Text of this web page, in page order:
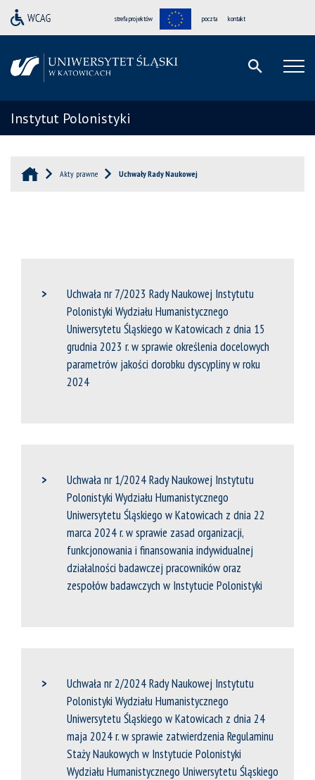
strefa projektów poczta kontakt
Instytut Polonistyki
Akty prawne Uchwały Rady Naukowej
Uchwała nr 7/2023 Rady Naukowej Instytutu
Polonistyki Wydziału Humanistycznego
Uniwersytetu Śląskiego w Katowicach z dnia 15
grudnia 2023 r. w sprawie określenia docelowych
parametrów jakości dorobku dyscypliny w roku
2024
Uchwała nr 1/2024 Rady Naukowej Instytutu
Polonistyki Wydziału Humanistycznego
Uniwersytetu Śląskiego w Katowicach z dnia 22
marca 2024 r. w sprawie zasad organizacji,
funkcjonowania i finansowania indywidualnej
działalności badawczej pracowników oraz
zespołów badawczych w Instytucie Polonistyki
Uchwała nr 2/2024 Rady Naukowej Instytutu
Polonistyki Wydziału Humanistycznego
Uniwersytetu Śląskiego w Katowicach z dnia 24
maja 2024 r. w sprawie zatwierdzenia Regulaminu
Staży Naukowych w Instytucie Polonistyki
Wydziału Humanistycznego Uniwersytetu Śląskiego